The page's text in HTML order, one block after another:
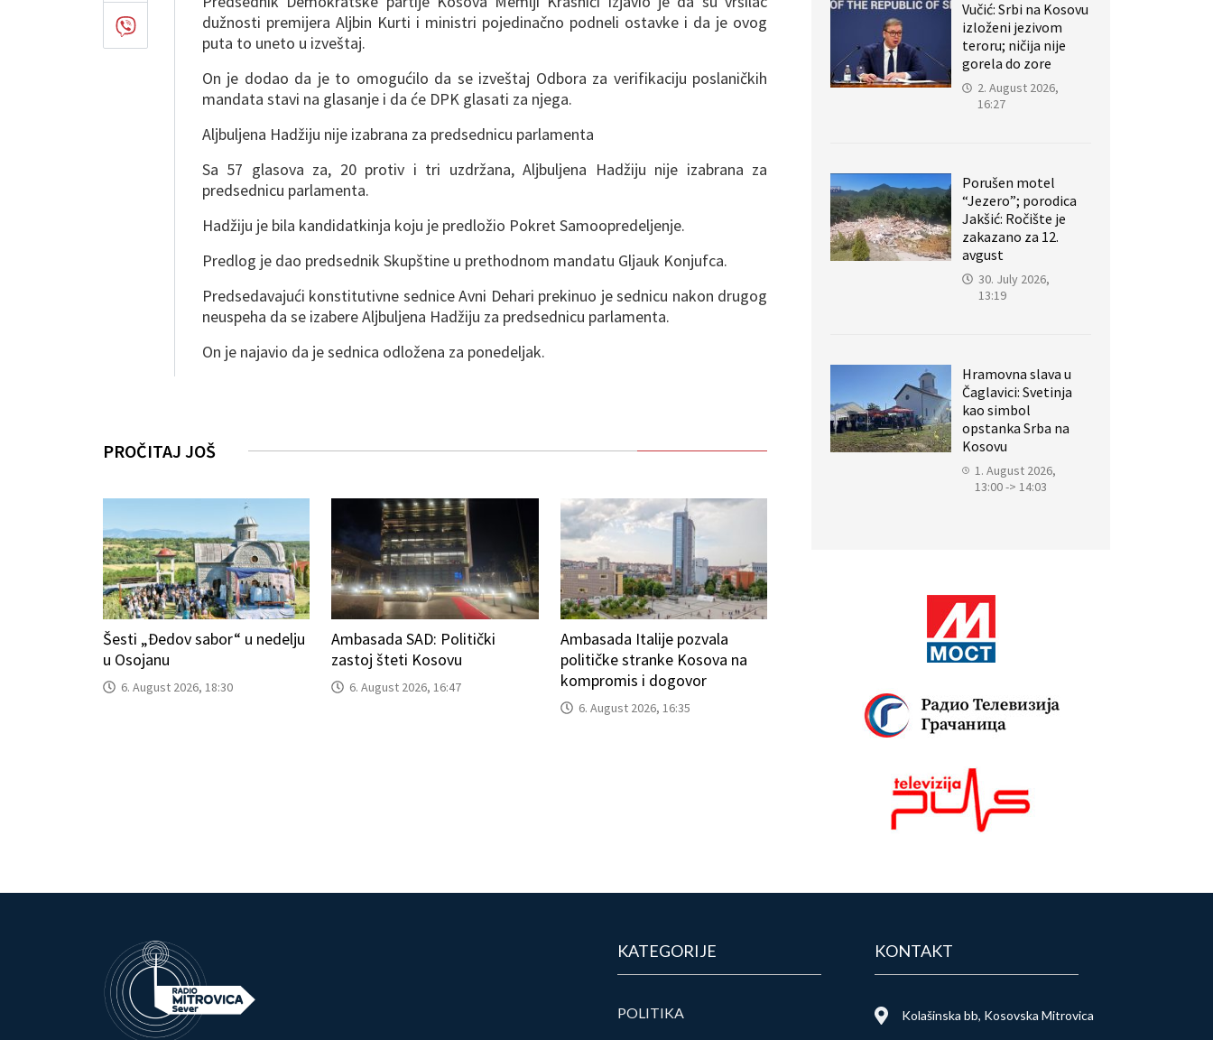
dužnosti premijera Aljbin Kurti i ministri pojedinačno podneli ostavke i da je ovog
puta to uneto u izveštaj.
On je dodao da je to omogućilo da se izveštaj Odbora za verifikaciju poslaničkih
mandata stavi na glasanje i da će DPK glasati za njega.
Aljbuljena Hadžiju nije izabrana za predsednicu parlamenta
Sa 57 glasova za, 20 protiv i tri uzdržana, Aljbuljena Hadžiju nije izabrana za
predsednicu parlamenta.
Hadžiju je bila kandidatkinja koju je predložio Pokret Samoopredeljenje.
Predlog je dao predsednik Skupštine u prethodnom mandatu Gljauk Konjufca.
Predsedavajući konstitutivne sednice Avni Dehari prekinuo je sednicu nakon drugog
neuspeha da se izabere Aljbuljena Hadžiju za predsednicu parlamenta.
On je najavio da je sednica odložena za ponedeljak.
PROČITAJ JOŠ
Šesti „Đedov sabor“ u nedelju
u Osojanu
6. August 2026, 18:30
Ambasada SAD: Politički
zastoj šteti Kosovu
6. August 2026, 16:47
Ambasada Italije pozvala
političke stranke Kosova na
kompromis i dogovor
6. August 2026, 16:35
Vučić: Srbi na Kosovu
izloženi jezivom
teroru; ničija nije
gorela do zore
2. August 2026,
16:27
Porušen motel
“Jezero”; porodica
Jakšić: Ročište je
zakazano za 12.
avgust
30. July 2026,
13:19
Hramovna slava u
Čaglavici: Svetinja
kao simbol
opstanka Srba na
Kosovu
1. August 2026,
13:00 -> 14:03
KATEGORIJE
POLITIKA
KONTAKT
Kolašinska bb, Kosovska Mitrovica